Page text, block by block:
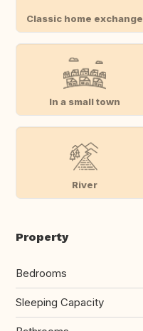
Classic home exchange
In a small town
River
Property
Bedrooms
Sleeping Capacity